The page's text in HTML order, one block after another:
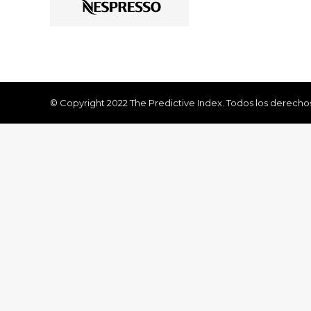
© Copyright 2022 The Predictive Index. Todos los